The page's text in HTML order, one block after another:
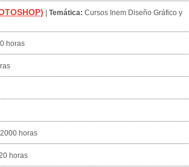
Temática: Cursos Inem Diseño Gráfico y
horas
2000 horas
horas